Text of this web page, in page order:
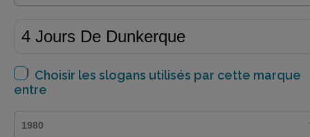
Choisir les slogans utilisés par cette marque
entre